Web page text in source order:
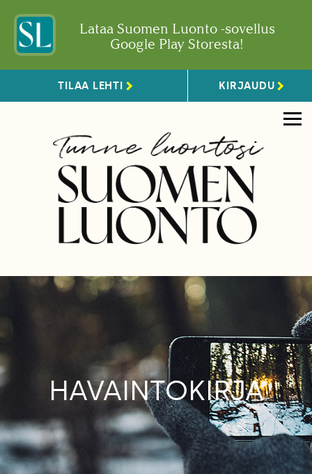
Lataa Suomen Luonto -sovellus
Google Play Storesta!
TILAA LEHTI KIRJAUDU
HAVAINTOKIRJA